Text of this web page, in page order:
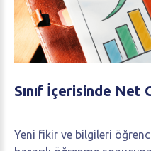
Sınıf İçerisinde Net
Yeni fikir ve bilgileri